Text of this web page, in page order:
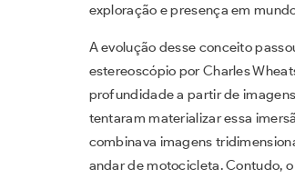
exploração e presença em
A evolução desse conceito
estereoscópio por Charles
profundidade a partir de
tentaram materializar essa
combinava imagens
andar de motocicleta. Contudo,